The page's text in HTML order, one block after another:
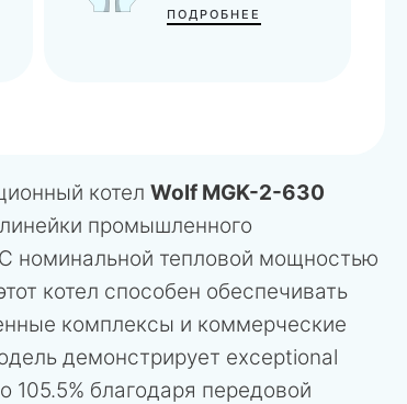
ПОДРОБНЕЕ
котел Wolf MGK-2-630
промышленного
номинальной тепловой мощностью
котел способен обеспечивать
комплексы и коммерческие
демонстрирует exceptional
105.5% благодаря передовой